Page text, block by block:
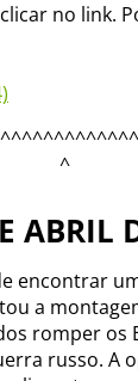
no link.
^
ABRIL
encontrar
a
romper os
russo. A